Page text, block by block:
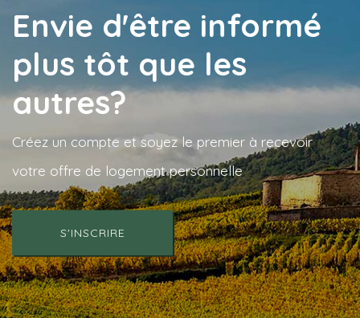
Envie d'être informé
plus tôt que les
autres?
Créez un compte et soyez le premier à recevoir
votre offre de logement personnelle
S'INSCRIRE